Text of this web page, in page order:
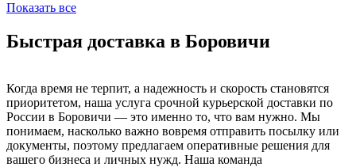
Показать все
Быстрая доставка в Боровичи
Когда время не терпит, а надежность и скорость становятся
приоритетом, наша услуга срочной курьерской доставки по
России в Боровичи — это именно то, что вам нужно. Мы
понимаем, насколько важно вовремя отправить посылку или
документы, поэтому предлагаем оперативные решения для
вашего бизнеса и личных нужд. Наша команда